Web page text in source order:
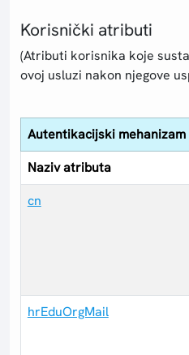
Korisnički atributi
(Atributi korisnika koje
ovoj usluzi nakon njegove
Autentikacijski mehanizam
Naziv atributa
cn
hrEduOrgMail